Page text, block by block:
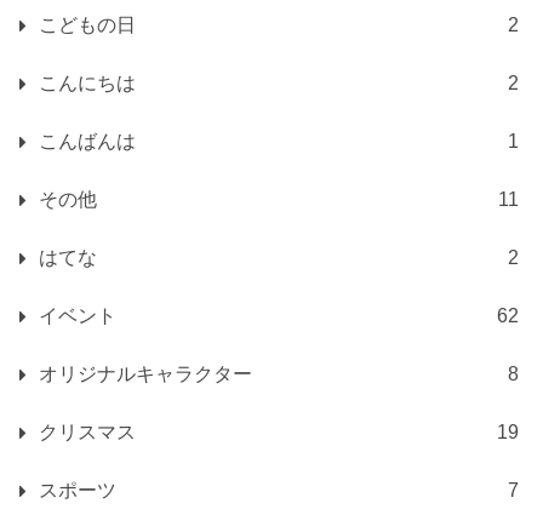
こどもの日 2
こんにちは 2
こんばんは 1
その他 11
はてな 2
イベント 62
オリジナルキャラクター 8
クリスマス 19
スポーツ 7